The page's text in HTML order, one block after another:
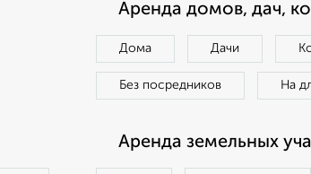
Аренда домов, дач,
Дома Дачи
Без посредников На
Аренда земельных